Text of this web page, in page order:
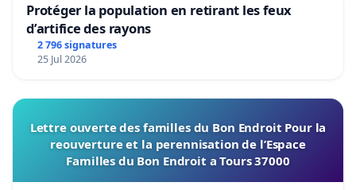
Protéger la population en retirant les feux
d’artifice des rayons
2 796 signatures
25 Jul 2026
Lettre ouverte des familles du Bon Endroit Pour la
reouverture et la perennisation de l’Espace
Familles du Bon Endroit a Tours 37000